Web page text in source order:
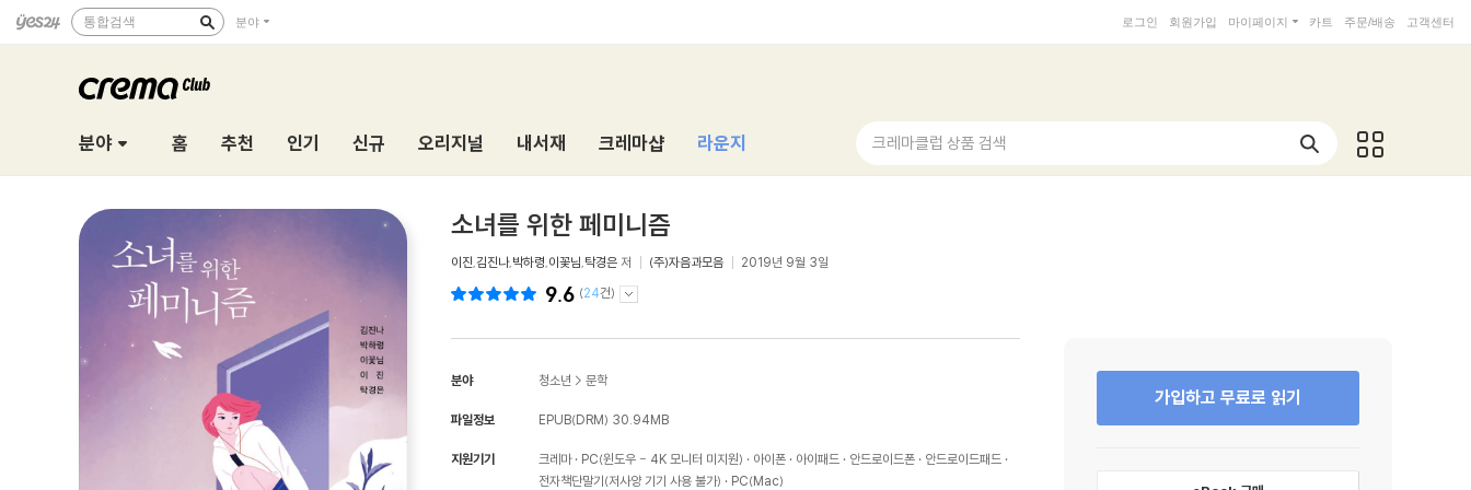
통합검색 분야 로그인 회원가입 마이페이지 카트 주문/배송 고객센터
분야 홈 추천 인기 신규 오리지널 내서재 크레마샵 라운지 크레마클럽 상품 검색
소녀를 위한 페미니즘
이진,김진나,박하령,이꽃님,탁경은 저 (주)자음과모음 2019년 9월 3일
9.6 (24건)
분야 청소년 > 문학
파일정보 EPUB(DRM) 30.94MB
지원기기 크레마 PC(윈도우 - 4K 모니터 미지원) 아이폰 아이패드 안드로이드폰
안드로이드패드
전자책단말기(저사양 기기 사용 불가)
PC(Mac)
가입하고 무료로 읽기